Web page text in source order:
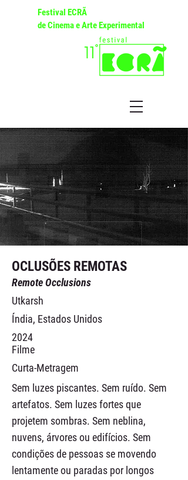
Festival ECRÃ
de Cinema e Arte Experimental
OCLUSÕES REMOTAS
Remote Occlusions
Utkarsh
Índia, Estados Unidos
2024
Filme
Curta-Metragem
Sem luzes piscantes. Sem ruído. Sem
artefatos. Sem luzes fortes que
projetem sombras. Sem neblina,
nuvens, árvores ou edifícios. Sem
condições de pessoas se movendo
lentamente ou paradas por longos